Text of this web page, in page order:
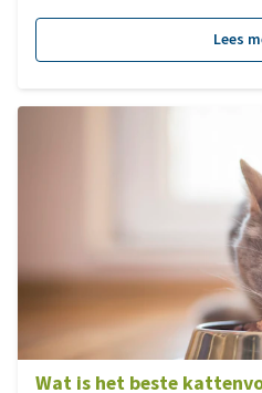
juiste voeding? Dat leest u hier.
Lees
Wat is het beste